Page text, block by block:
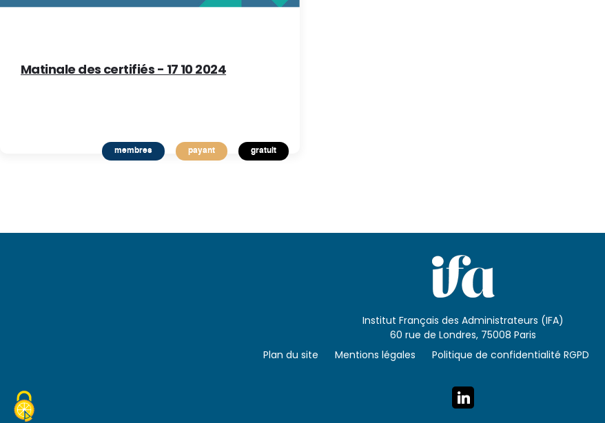
Matinale des certifiés - 17 10 2024
membres payant gratuit
Institut Français des Administrateurs (IFA)
60 rue de Londres, 75008 Paris
Plan du site
Mentions légales Politique de confidentialité RGPD